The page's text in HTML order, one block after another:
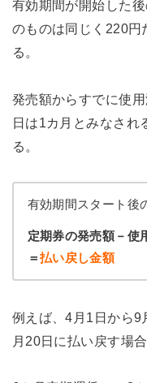
有効期間が開始した
のものは同じく220円
る。
発売額からすでに使
日は1カ月とみなされ
る。
有効期間スタート後
定期券の発売額－使
＝払い戻し金額
例えば、4月1日から9
月20日に払い戻す場